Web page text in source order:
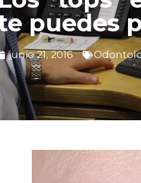
puedes
junio 21, 2016